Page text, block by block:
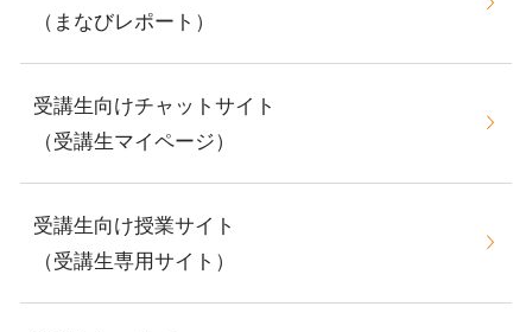
（まなびレポート）
受講生向けチャットサイト
（受講生マイページ）
受講生向け授業サイト
（受講生専用サイト）